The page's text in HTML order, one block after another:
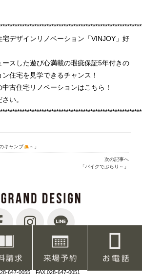
デザインリノベーション「VINJOY」好
スした遊び心満載の瑕疵保証5年付きの
住宅を見学できるチャンス！
古住宅リノベーションはこちら！
い。
キャンプ
～」
次の記事へ
「バイクでぶらり～」
0851 栃木県宇都宮市鶴田町2039-4
647-0055 FAX.028-647-0051